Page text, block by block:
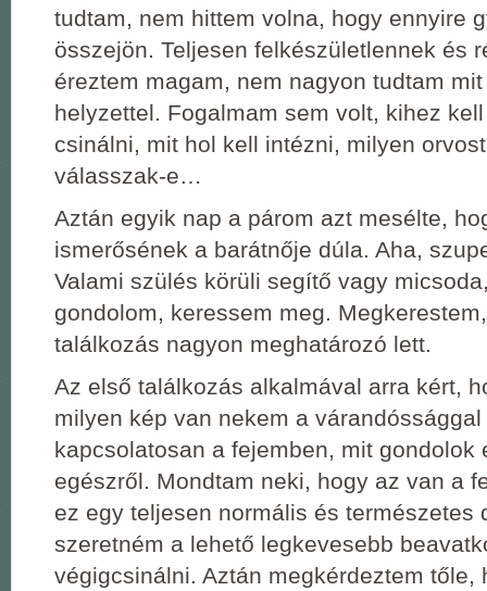
tudtam, nem hittem volna, hogy ennyire
összejön. Teljesen felkészületlennek és
éreztem magam, nem nagyon tudtam
helyzettel. Fogalmam sem volt, kihez
csinálni, mit hol kell intézni, milyen
válasszak-e…
Aztán egyik nap a párom azt mesélte,
ismerősének a barátnője dúla. Aha,
Valami szülés körüli segítő vagy
gondolom, keressem meg.
találkozás nagyon meghatározó lett.
Az első találkozás alkalmával arra kért,
milyen kép van nekem a
kapcsolatosan a fejemben, mit gondolok
egészről. Mondtam neki, hogy az van a
ez egy teljesen normális és természetes
szeretném a lehető legkevesebb
végigcsinálni. Aztán megkérdeztem tőle,